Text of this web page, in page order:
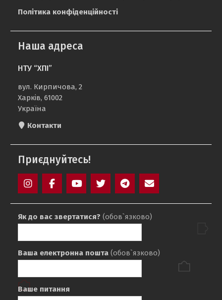
Політика конфіденційності
Наша адреса
НТУ “ХПІ”
вул. Кирпичова, 2
Харків, 61002
Україна
Контакти
Приєднуйтесь!
Як до вас звертатися? (обов`язково)
Ваша електронна пошта (обов`язково)
Ваше питання